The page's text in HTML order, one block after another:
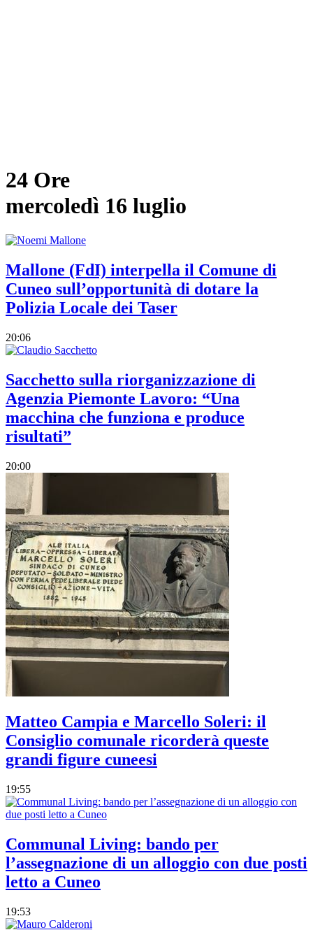
24 Ore
mercoledì 16 luglio
Mallone (FdI) interpella il Comune di
Cuneo sull’opportunità di dotare la
Polizia Locale dei Taser
20:06
Sacchetto sulla riorganizzazione di
Agenzia Piemonte Lavoro: “Una
macchina che funziona e produce
risultati”
20:00
Matteo Campia e Marcello Soleri: il
Consiglio comunale ricorderà queste
grandi figure cuneesi
19:55
Communal Living: bando per
l’assegnazione di un alloggio con due posti
letto a Cuneo
19:53